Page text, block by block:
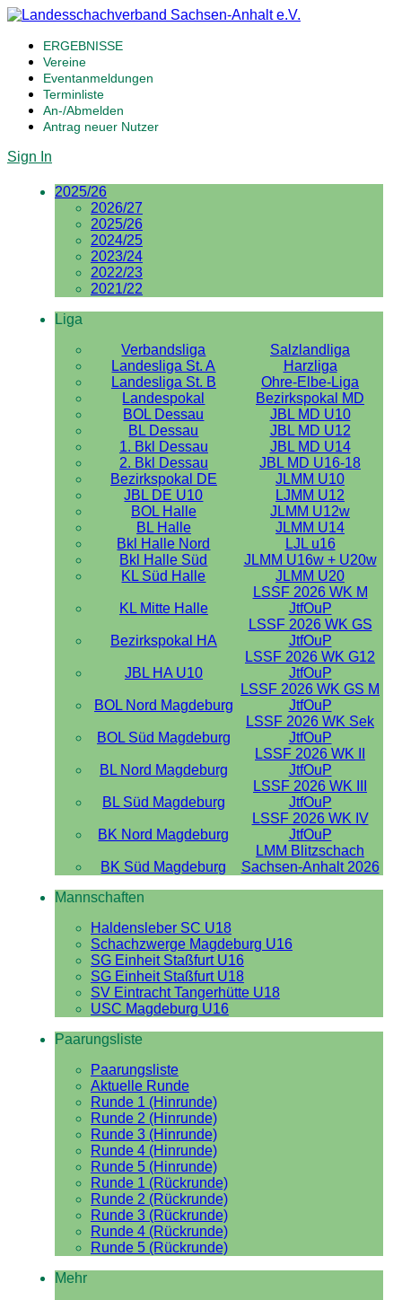
ERGEBNISSE
Vereine
Eventanmeldungen
Terminliste
An-/Abmelden
Antrag neuer Nutzer
Sign In
2025/26
2026/27
2025/26
2024/25
2023/24
2022/23
2021/22
Liga
Verbandsliga
Salzlandliga
Landesliga St. A
Harzliga
Landesliga St. B
Ohre-Elbe-Liga
Landespokal
Bezirkspokal MD
BOL Dessau
JBL MD U10
BL Dessau
JBL MD U12
1. Bkl Dessau
JBL MD U14
2. Bkl Dessau
JBL MD U16-18
Bezirkspokal DE
JLMM U10
JBL DE U10
LJMM U12
BOL Halle
JLMM U12w
BL Halle
JLMM U14
Bkl Halle Nord
LJL u16
Bkl Halle Süd
JLMM U16w + U20w
KL Süd Halle
JLMM U20
KL Mitte Halle
LSSF 2026 WK M
JtfOuP
Bezirkspokal HA
LSSF 2026 WK GS
JtfOuP
JBL HA U10
LSSF 2026 WK G12
JtfOuP
BOL Nord Magdeburg
LSSF 2026 WK GS M
JtfOuP
BOL Süd Magdeburg
LSSF 2026 WK Sek
JtfOuP
BL Nord Magdeburg
LSSF 2026 WK II
JtfOuP
BL Süd Magdeburg
LSSF 2026 WK III
JtfOuP
BK Nord Magdeburg
LSSF 2026 WK IV
JtfOuP
BK Süd Magdeburg
LMM Blitzschach
Sachsen-Anhalt 2026
Mannschaften
Haldensleber SC U18
Schachzwerge Magdeburg U16
SG Einheit Staßfurt U16
SG Einheit Staßfurt U18
SV Eintracht Tangerhütte U18
USC Magdeburg U16
Paarungsliste
Paarungsliste
Aktuelle Runde
Runde 1 (Hinrunde)
Runde 2 (Hinrunde)
Runde 3 (Hinrunde)
Runde 4 (Hinrunde)
Runde 5 (Hinrunde)
Runde 1 (Rückrunde)
Runde 2 (Rückrunde)
Runde 3 (Rückrunde)
Runde 4 (Rückrunde)
Runde 5 (Rückrunde)
Mehr